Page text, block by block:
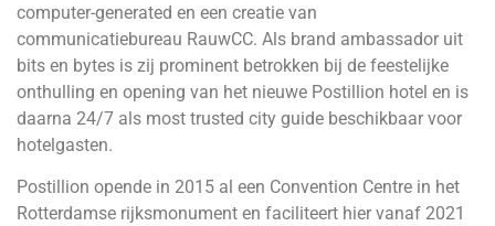
computer-generated en een creatie van
communicatiebureau RauwCC. Als brand ambassador uit
bits en bytes is zij prominent betrokken bij de feestelijke
onthulling en opening van het nieuwe Postillion hotel en is
daarna 24/7 als most trusted city guide beschikbaar voor
hotelgasten.
Postillion opende in 2015 al een Convention Centre in het
Rotterdamse rijksmonument en faciliteert hier vanaf 2021